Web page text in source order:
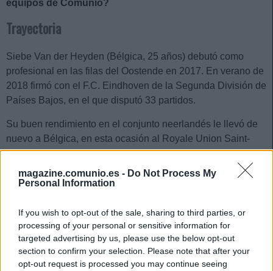
magazine.comunio.es - Do Not Process My
Personal Information
If you wish to opt-out of the sale, sharing to third parties, or
processing of your personal or sensitive information for
targeted advertising by us, please use the below opt-out
section to confirm your selection. Please note that after your
opt-out request is processed you may continue seeing
equipos de Comunio?
Trayectoria
Siebe Van der Heyden (Bélgica, 25 años) debutó como
profesional en las filas del Oostende en 2017. En verano de
2018 firmó con el F.C. Eindhoven de la Segunda División de
Países Bajos, en el que disputó 33 partidos.
Su buen rendimiento en el conjunto neerlandés le llevó de
nuevo a Bélgica, en esta ocasión al Royale Union Saint-
Gilloise que por aquel entonces militaba en Segunda.
Ayudó a los belgas a subir a la Pro League en la campaña
20/21 participando en 24 partidos y en la 21/22 a una
que en la temporada siguiente llegaron a cuartos de final.
Tras cuatro temporadas en el Saint-Gilloise, Van der
Heyden ha sido traspasado por 2,5 millones de euros al
R.C.D. Mallorca, con el que ha firmado hasta 2028. El